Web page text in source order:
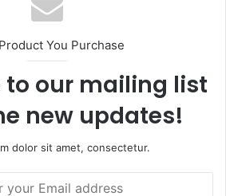
You Purchase
to our mailing list
new updates!
dolor sit amet, consectetur.